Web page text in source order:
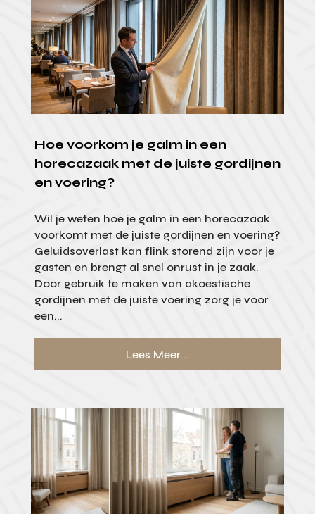
Hoe voorkom je galm in een
horecazaak met de juiste gordijnen
en voering?
Wil je weten hoe je galm in een horecazaak
voorkomt met de juiste gordijnen en voering?
Geluidsoverlast kan flink storend zijn voor je
gasten en brengt al snel onrust in je zaak.
Door gebruik te maken van akoestische
gordijnen met de juiste voering zorg je voor
een...
Lees Meer...